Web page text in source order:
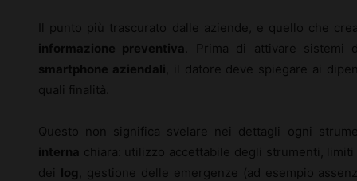
Il punto più trascurato dalle aziende, e quello che
informazione preventiva
. Prima di attivare
smartphone aziendali , il datore deve spiegare ai
quali finalità.
Questo non significa svelare nei dettagli ogni
interna chiara: utilizzo accettabile degli strumenti,
dei log
, gestione delle emergenze (ad esempio